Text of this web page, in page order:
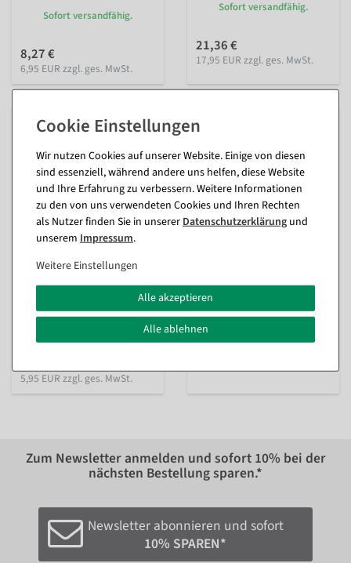
Sofort versandfähig.
8,27 €
6,95 EUR zzgl. ges. MwSt.
Sofort versandfähig.
21,36 €
17,95 EUR zzgl. ges. MwSt.
Deko-Crushed Eis aus Glas,
1 kg
5,95 EUR zzgl. ges. MwSt.
lebensmittelecht, 12 Stück
16,60 €
Zum Newsletter anmelden und sofort 10% bei der
nächsten Bestellung sparen.*
Newsletter abonnieren und sofort
10% SPAREN*
Wir nutzen Cookies auf unserer Website. Einige von diesen
sind essenziell, während andere uns helfen, diese Website
und Ihre Erfahrung zu verbessern. Weitere Informationen
zu den von uns verwendeten Cookies und Ihren Rechten
als Nutzer finden Sie in unsererDaten­schutz­erklärung und
unserem Impressum.
Weitere Einstellungen
Alle akzeptieren
Alle ablehnen